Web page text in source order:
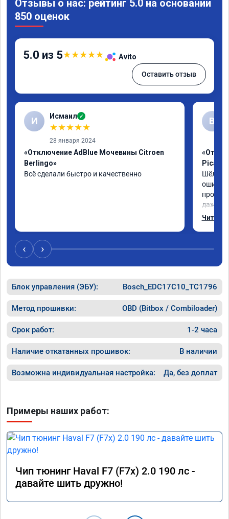
Отзывы о нас: рейтинг 5.0 на основании
850 оценок
5.0 из 5★★★★★ Avito
Оставить отзыв
И Исмаил ✓
★★★★★
28 января 2024
«Отключение AdBlue Мочевины Citroen
Berlingo»
Всё сделали быстро и качественно
В
Шёл по
ошибка
даже с
Читать
‹ ›
Блок управления (ЭБУ): Bosch_EDC17C10_TC1796
Метод прошивки: OBD (Bitbox / Combiloader)
Срок работ: 1-2 часа
Наличие откатанных прошивок: В наличии
Возможна индивидуальная настройка: Да, без доплат
Примеры наших работ:
Чип тюнинг Haval F7 (F7x) 2.0 190 лс -
давайте шить дружно!